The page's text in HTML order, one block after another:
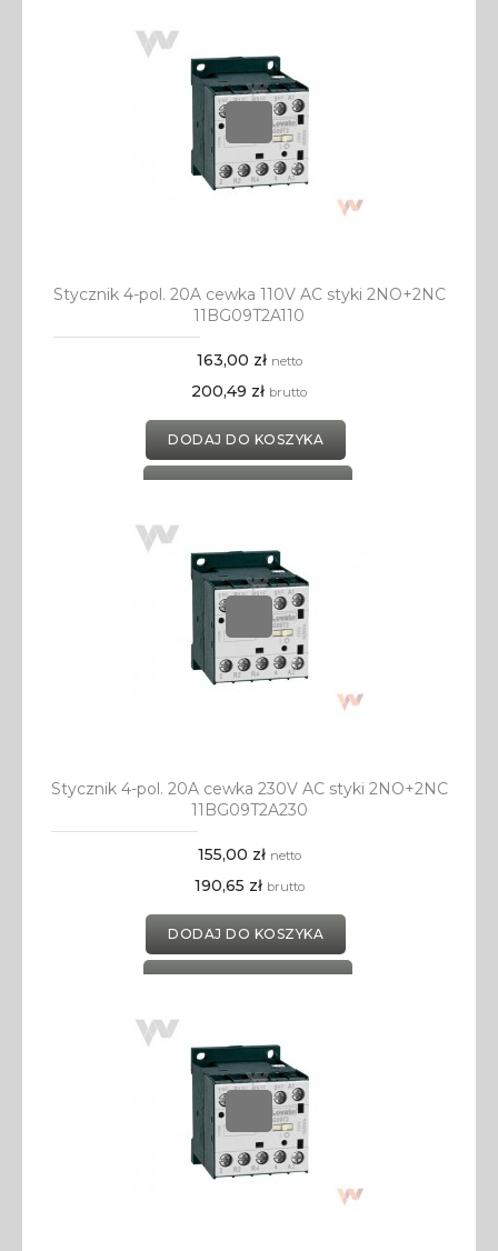
Stycznik 4-pol. 20A cewka 110V AC styki 2NO+2NC
11BG09T2A110
163,00 zł netto
200,49 zł brutto
DODAJ DO KOSZYKA
DODAJ DO SCHOWKA
Stycznik 4-pol. 20A cewka 230V AC styki 2NO+2NC
11BG09T2A230
155,00 zł netto
190,65 zł brutto
DODAJ DO KOSZYKA
DODAJ DO SCHOWKA